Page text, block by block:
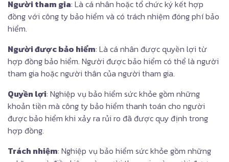
Người tham gia: Là cá nhân hoặc tổ chức ký kết hợp
đồng với công ty bảo hiểm và có trách nhiệm đóng phí bảo
hiểm.
Người được bảo hiểm: Là cá nhân được quyền lợi từ
hợp đồng bảo hiểm. Người được bảo hiểm có thể là người
tham gia hoặc người thân của người tham gia.
Quyền lợi: Nghiệp vụ bảo hiểm sức khỏe gồm những
khoản tiền mà công ty bảo hiểm thanh toán cho người
được bảo hiểm khi xảy ra rủi ro đã được quy định trong
hợp đồng.
Trách nhiệm: Nghiệp vụ bảo hiểm sức khỏe gồm những